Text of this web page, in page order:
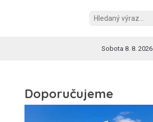
Sobota 8. 8. 2026